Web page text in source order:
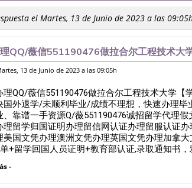
el Martes, 13 de Junio de 2023 a las
QQ/薇信551190476做拉合尔工程技术大
实可查,专业解决国外退学/未顺利毕业/成绩
13 de Junio de 2023 a las 09:05h
理QQ/薇信551190476做拉合尔工程技术大学
国外退学/未顺利毕业/成绩不理想，快速办理
、靠谱一手资源Q/薇551190476诚招留学代理
理留学归国证明办理留信网认证办理留服认证
美国文凭办理澳洲文凭办理英国文凭办理加拿
+留学回国人员证明+教育部认证,录取通知书
申请工签都可以用到）。 注：上述材料，随时
-